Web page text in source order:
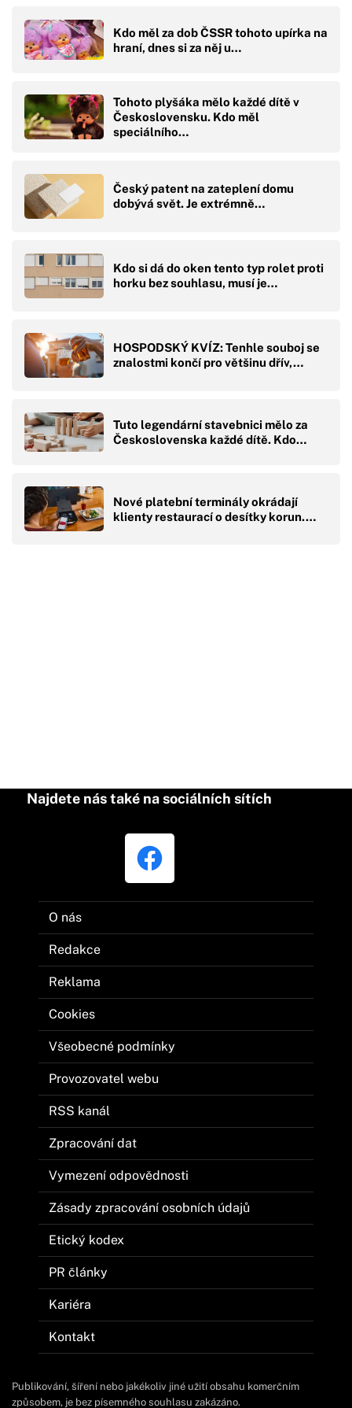
Kdo měl za dob ČSSR tohoto upírka na
hraní, dnes si za něj u…
Tohoto plyšáka mělo každé dítě v
Československu. Kdo měl
speciálního…
Český patent na zateplení domu
dobývá svět. Je extrémně…
Kdo si dá do oken tento typ rolet proti
horku bez souhlasu, musí je…
HOSPODSKÝ KVÍZ: Tenhle souboj se
znalostmi končí pro většinu dřív,…
Tuto legendární stavebnici mělo za
Československa každé dítě. Kdo…
Nové platební terminály okrádají
klienty restaurací o desítky korun.…
Najdete nás také na sociálních sítích
O nás
Redakce
Reklama
Cookies
Všeobecné podmínky
Provozovatel webu
RSS kanál
Zpracování dat
Vymezení odpovědnosti
Zásady zpracování osobních údajů
Etický kodex
PR články
Kariéra
Kontakt
Publikování, šíření nebo jakékoliv jiné užití obsahu komerčním
způsobem, je bez písemného souhlasu zakázáno.